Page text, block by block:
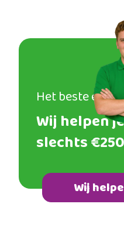
Het beste
Wij helpen
slechts
Wij